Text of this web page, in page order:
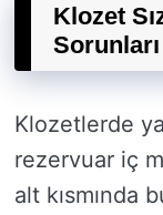
Klozet
Sorunları
Klozetlerde
rezervuar iç
alt kısmında